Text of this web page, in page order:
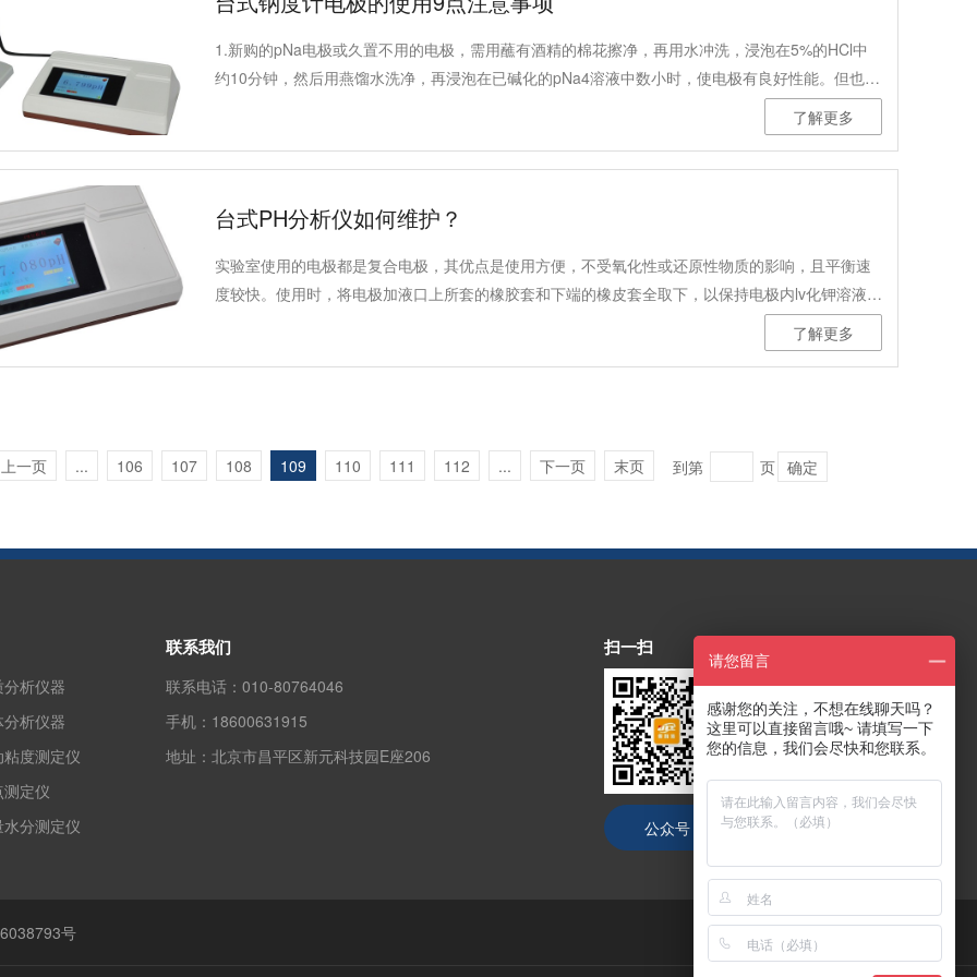
1.新购的pNa电极或久置不用的电极，需用蘸有酒精的棉花擦净，再用水冲洗，浸泡在5%的HCl中
约10分钟，然后用燕馏水洗净，再浸泡在已碱化的pNa4溶液中数小时，使电极有良好性能。但也不
了解更多
台式PH分析仪如何维护？
实验室使用的电极都是复合电极，其优点是使用方便，不受氧化性或还原性物质的影响，且平衡速
度较快。使用时，将电极加液口上所套的橡胶套和下端的橡皮套全取下，以保持电极内lv化钾溶液的
了解更多
上一页 ... 106 107 108 109 110 111 112 ... 下一页 末页 到第 页 确定
析仪器
析仪器
粘度测定仪
定仪
水分测定仪
联系我们
联系电话： 010-80764046
手机： 18600631915
地址： 北京市昌平区新元科技园E座206
扫一扫
公众号 抖音号
技术支持：
号
请您留言
感谢您的关注，不想在线聊天吗？
这里可以直接留言哦~ 请填写一下
您的信息，我们会尽快和您联系。